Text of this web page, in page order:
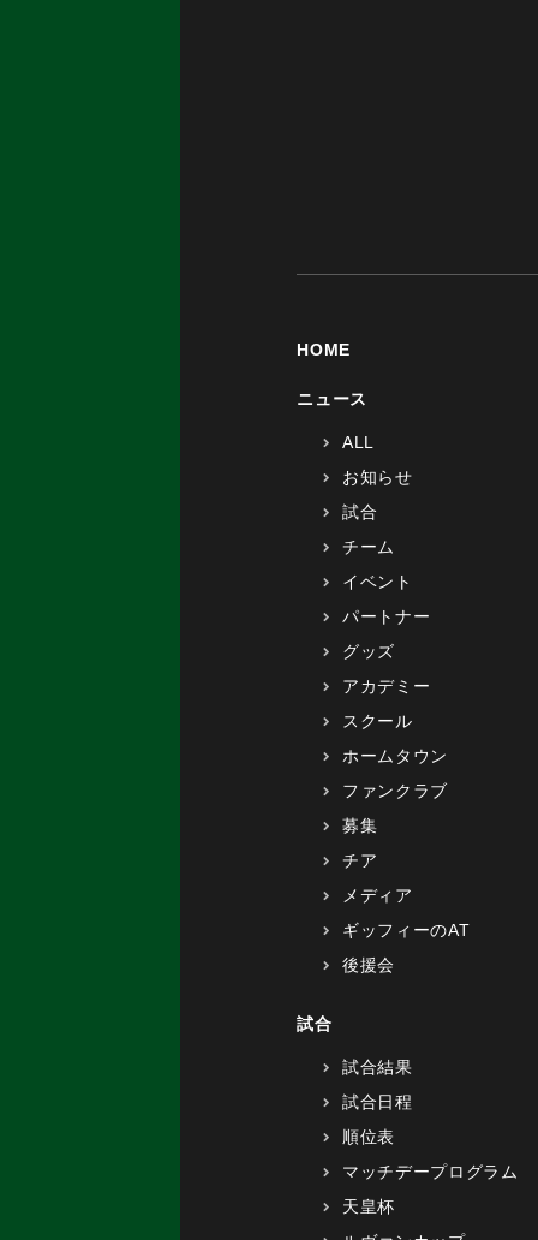
HOME
ニュース
ALL
お知らせ
試合
チーム
イベント
パートナー
グッズ
アカデミー
スクール
ホームタウン
ファンクラブ
募集
チア
メディア
ギッフィーのAT
後援会
試合
試合結果
試合日程
順位表
マッチデープログラム
天皇杯